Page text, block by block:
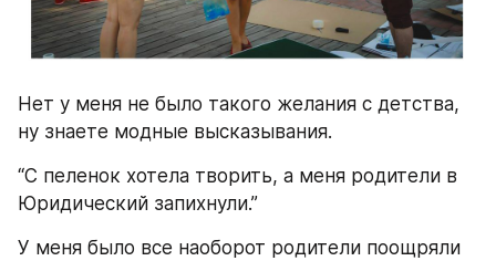
Нет у меня не было такого желания с детства,
ну знаете модные высказывания.
“С пеленок хотела творить, а меня родители в
Юридический запихнули.”
У меня было все наоборот родители поощряли